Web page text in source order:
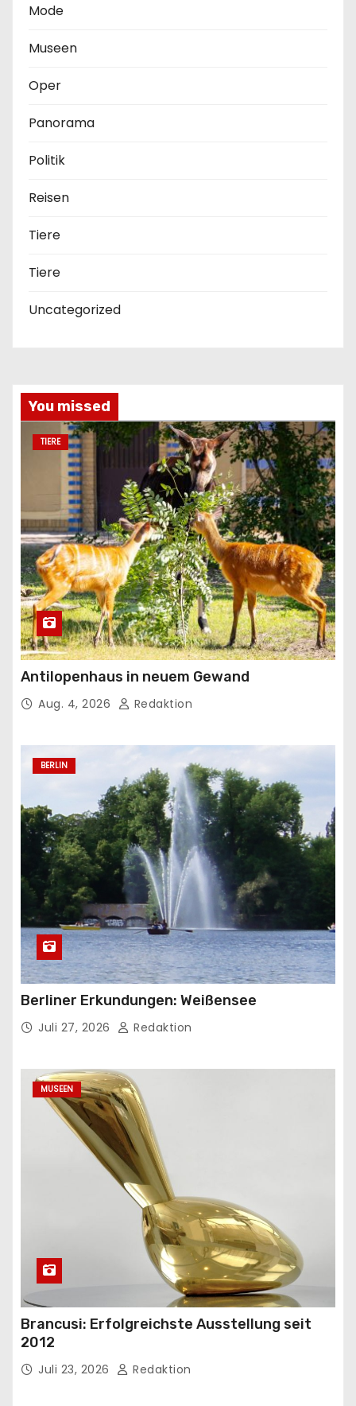
Mode
Museen
Oper
Panorama
Politik
Reisen
Tiere
Tiere
Uncategorized
You missed
TIERE
Antilopenhaus in neuem Gewand
Aug. 4, 2026 Redaktion
BERLIN
Berliner Erkundungen: Weißensee
Juli 27, 2026 Redaktion
MUSEEN
Brancusi: Erfolgreichste Ausstellung seit
2012
Juli 23, 2026 Redaktion